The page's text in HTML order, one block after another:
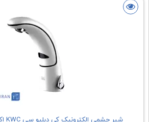
شیر چشمی الکترونیک کی دبلیو سی KWC اکوا Iqua-A 10 باطری